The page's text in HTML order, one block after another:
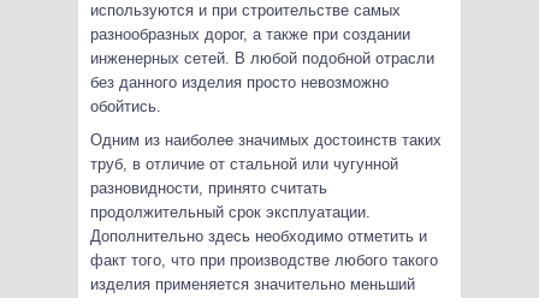
используются и при строительстве самых
разнообразных дорог, а также при создании
инженерных сетей. В любой подобной отрасли
без данного изделия просто невозможно
обойтись.
Одним из наиболее значимых достоинств таких
труб, в отличие от стальной или чугунной
разновидности, принято считать
продолжительный срок эксплуатации.
Дополнительно здесь необходимо отметить и
факт того, что при производстве любого такого
изделия применяется значительно меньший